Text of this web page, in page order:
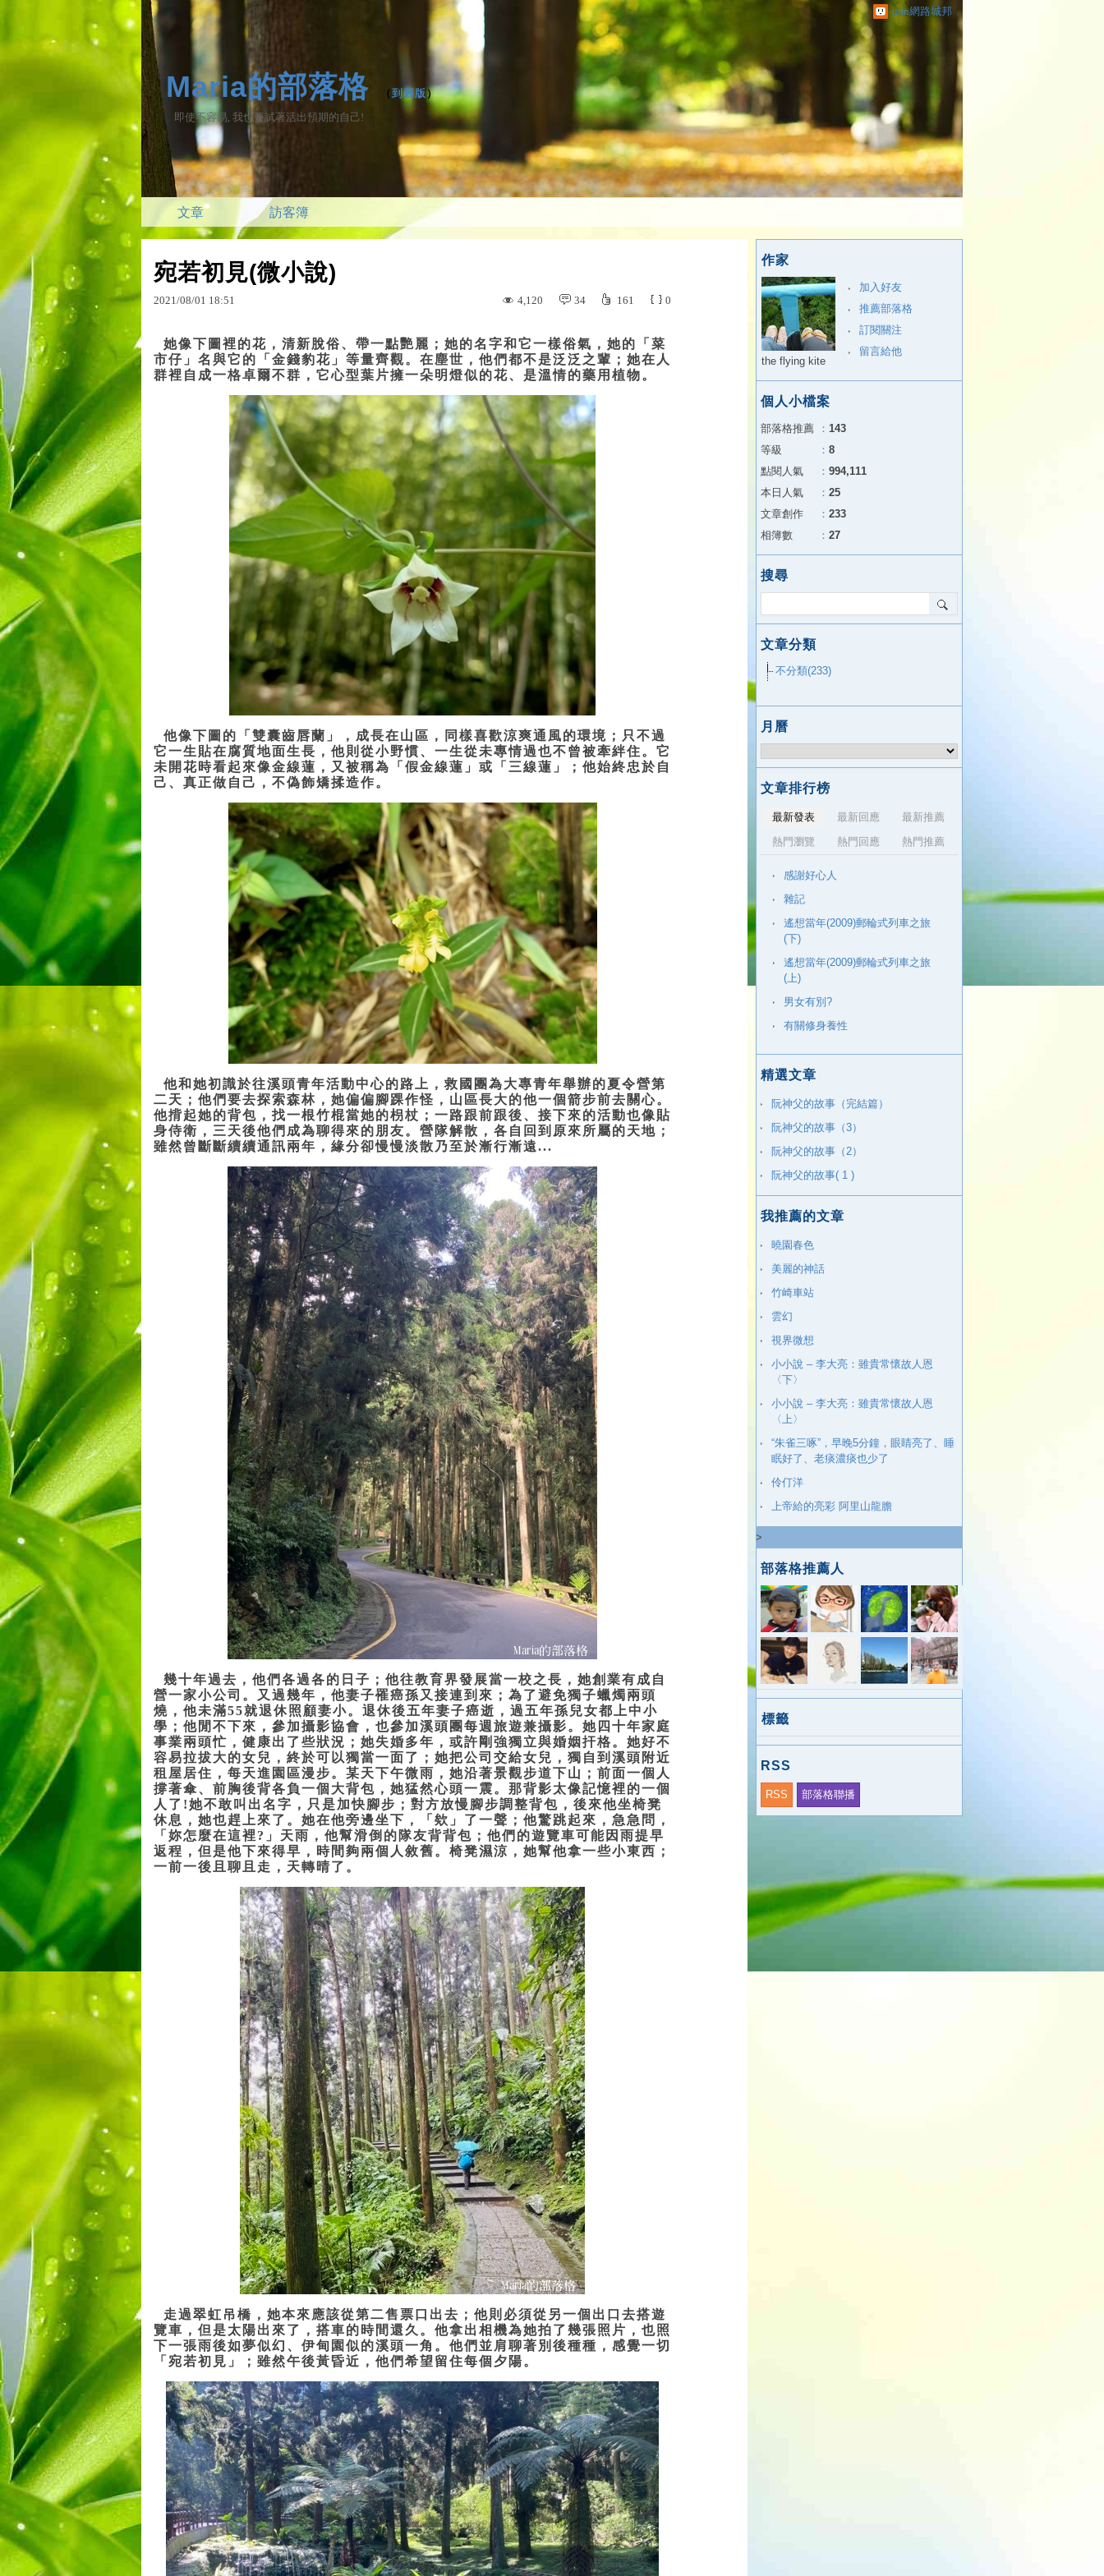
udn網路城邦
Maria的部落格 （ 到舊版 ）
即使不容易, 我也要試著活出預期的自己!
文章 訪客簿
宛若初見(微小說)
2021/08/01 18:51 4,120 34 161 0
她像下圖裡的花，清新脫俗、帶一點艷麗；她的名字和它一樣俗氣，她的「菜
市仔」名與它的「金錢豹花」等量齊觀。在塵世，他們都不是泛泛之輩；她在人
群裡自成一格卓爾不群，它心型葉片擁一朵明燈似的花、是溫情的藥用植物。
他像下圖的「雙囊齒唇蘭」，成長在山區，同樣喜歡涼爽通風的環境；只不過
它一生貼在腐質地面生長，他則從小野慣、一生從未專情過也不曾被牽絆住。它
未開花時看起來像金線蓮，又被稱為「假金線蓮」或「三線蓮」；他始終忠於自
己、真正做自己，不偽飾矯揉造作。
他和她初識於往溪頭青年活動中心的路上，救國團為大專青年舉辦的夏令營第
二天；他們要去探索森林，她偏偏腳踝作怪，山區長大的他一個箭步前去關心。
他揹起她的背包，找一根竹棍當她的枴杖；一路跟前跟後、接下來的活動也像貼
身侍衛，三天後他們成為聊得來的朋友。營隊解散，各自回到原來所屬的天地；
雖然曾斷斷續續通訊兩年，緣分卻慢慢淡散乃至於漸行漸遠...
幾十年過去，他們各過各的日子；他往教育界發展當一校之長，她創業有成自
營一家小公司。又過幾年，他妻子罹癌孫又接連到來；為了避免獨子蠟燭兩頭
燒，他未滿55就退休照顧妻小。退休後五年妻子癌逝，過五年孫兒女都上中小
學；他閒不下來，參加攝影協會，也參加溪頭團每週旅遊兼攝影。她四十年家庭
事業兩頭忙，健康出了些狀況；她失婚多年，或許剛強獨立與婚姻扞格。她好不
容易拉拔大的女兒，終於可以獨當一面了；她把公司交給女兒，獨自到溪頭附近
租屋居住，每天進園區漫步。某天下午微雨，她沿著景觀步道下山；前面一個人
撐著傘、前胸後背各負一個大背包，她猛然心頭一震。那背影太像記憶裡的一個
人了!她不敢叫出名字，只是加快腳步；對方放慢腳步調整背包，後來他坐椅凳
休息，她也趕上來了。她在他旁邊坐下，「欸」了一聲；他驚跳起來，急急問，
「妳怎麼在這裡?」天雨，他幫滑倒的隊友背背包；他們的遊覽車可能因雨提早
返程，但是他下來得早，時間夠兩個人敘舊。椅凳濕涼，她幫他拿一些小東西；
一前一後且聊且走，天轉晴了。
走過翠虹吊橋，她本來應該從第二售票口出去；他則必須從另一個出口去搭遊
覽車，但是太陽出來了，搭車的時間還久。他拿出相機為她拍了幾張照片，也照
下一張雨後如夢似幻、伊甸園似的溪頭一角。他們並肩聊著別後種種，感覺一切
「宛若初見」；雖然午後黃昏近，他們希望留住每個夕陽。
作家
加入好友
推薦部落格
訂閱關注
留言給他
the flying kite
個人小檔案
部落格推薦 ： 143
等級
： 8
點閱人氣
： 994,111
本日人氣
： 25
文章創作
： 233
相簿數
： 27
搜尋
文章分類
不分類(233)
月曆
文章排行榜
最新發表 最新回應
最新推薦
熱門瀏覽
熱門回應 熱門推薦
感謝好心人
雜記
遙想當年(2009)郵輪式列車之旅
(下)
遙想當年(2009)郵輪式列車之旅
(上)
男女有別?
有關修身養性
精選文章
阮神父的故事（完結篇）
阮神父的故事（3）
阮神父的故事（2）
阮神父的故事( 1 )
我推薦的文章
曉園春色
美麗的神話
竹崎車站
雲幻
視界微想
小小說 – 李大亮：雖貴常懷故人恩
〈下〉
小小說 – 李大亮：雖貴常懷故人恩
〈上〉
“朱雀三啄”，早晚5分鐘，眼睛亮了、睡
眠好了、老痰濃痰也少了
伶仃洋
上帝給的亮彩 阿里山龍膽
>
部落格推薦人
標籤
RSS
RSS 部落格聯播